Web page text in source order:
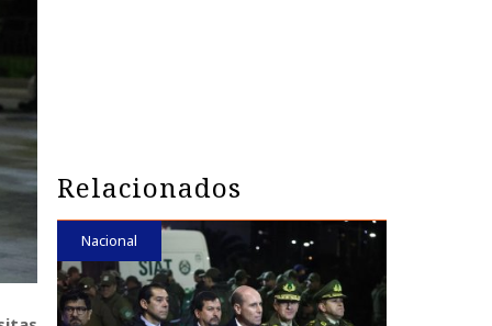
Relacionados
Nacional